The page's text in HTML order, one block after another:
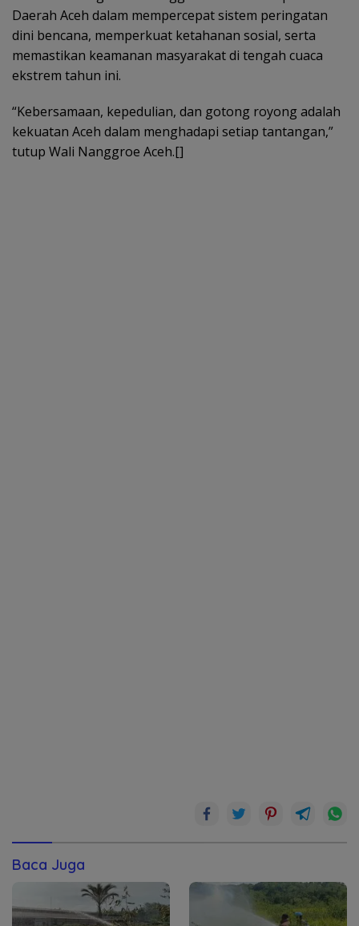
Daerah Aceh dalam mempercepat sistem peringatan
dini bencana, memperkuat ketahanan sosial, serta
memastikan keamanan masyarakat di tengah cuaca
ekstrem tahun ini.
“Kebersamaan, kepedulian, dan gotong royong adalah
kekuatan Aceh dalam menghadapi setiap tantangan,”
tutup Wali Nanggroe Aceh.[]
Baca Juga